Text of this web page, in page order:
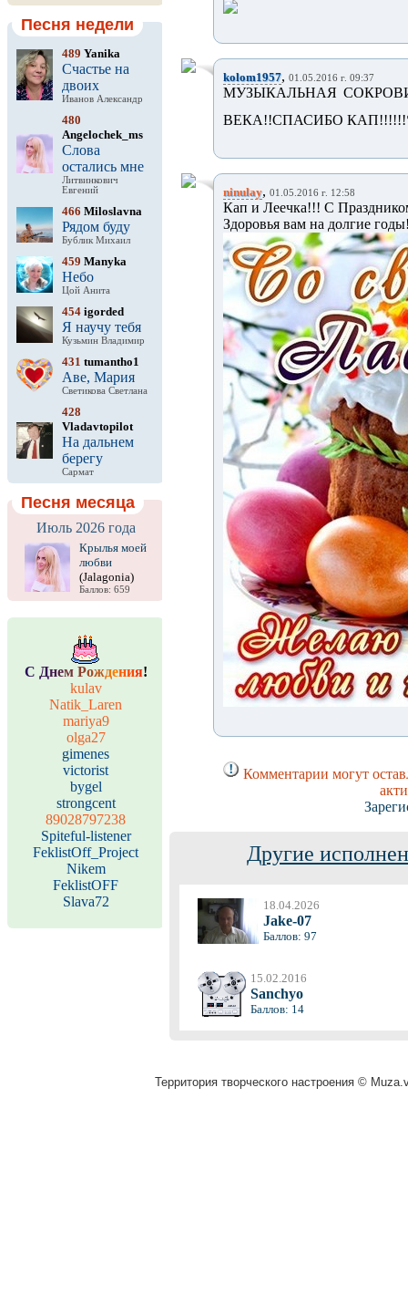
Песня недели
489 Yanika
Счастье на
двоих
Иванов Александр
480
Angelochek_ms
Слова
остались мне
Литвинкович
Евгений
466 Miloslavna
Рядом буду
Бублик Михаил
459 Manyka
Небо
Цой Анита
454 igorded
Я научу тебя
Кузьмин Владимир
431 tumantho1
Аве, Мария
Светикова Светлана
428
Vladavtopilot
На дальнем
берегу
Сармат
Песня месяца
Июль 2026 года
Крылья моей
любви
(Jalagonia)
Баллов: 659
С Днем Рождения!
kulav
Natik_Laren
mariya9
olga27
gimenes
victorist
bygel
strongcent
89028797238
Spiteful-listener
FeklistOff_Project
Nikem
FeklistOFF
Slava72
kolom1957, 01.05.2016 г. 09:37
МУЗЫКАЛЬНАЯ
ВЕКА!!СПАСИБО КАП!!!!!!
ninulay, 01.05.2016 г. 12:58
Кап и Леечка!!! С
Здоровья вам на долгие
Комментарии могут
Другие
18.04.2026
Jake-07
Баллов: 97
15.02.2016
Sanchyo
Баллов: 14
Территория творческого настроения ©